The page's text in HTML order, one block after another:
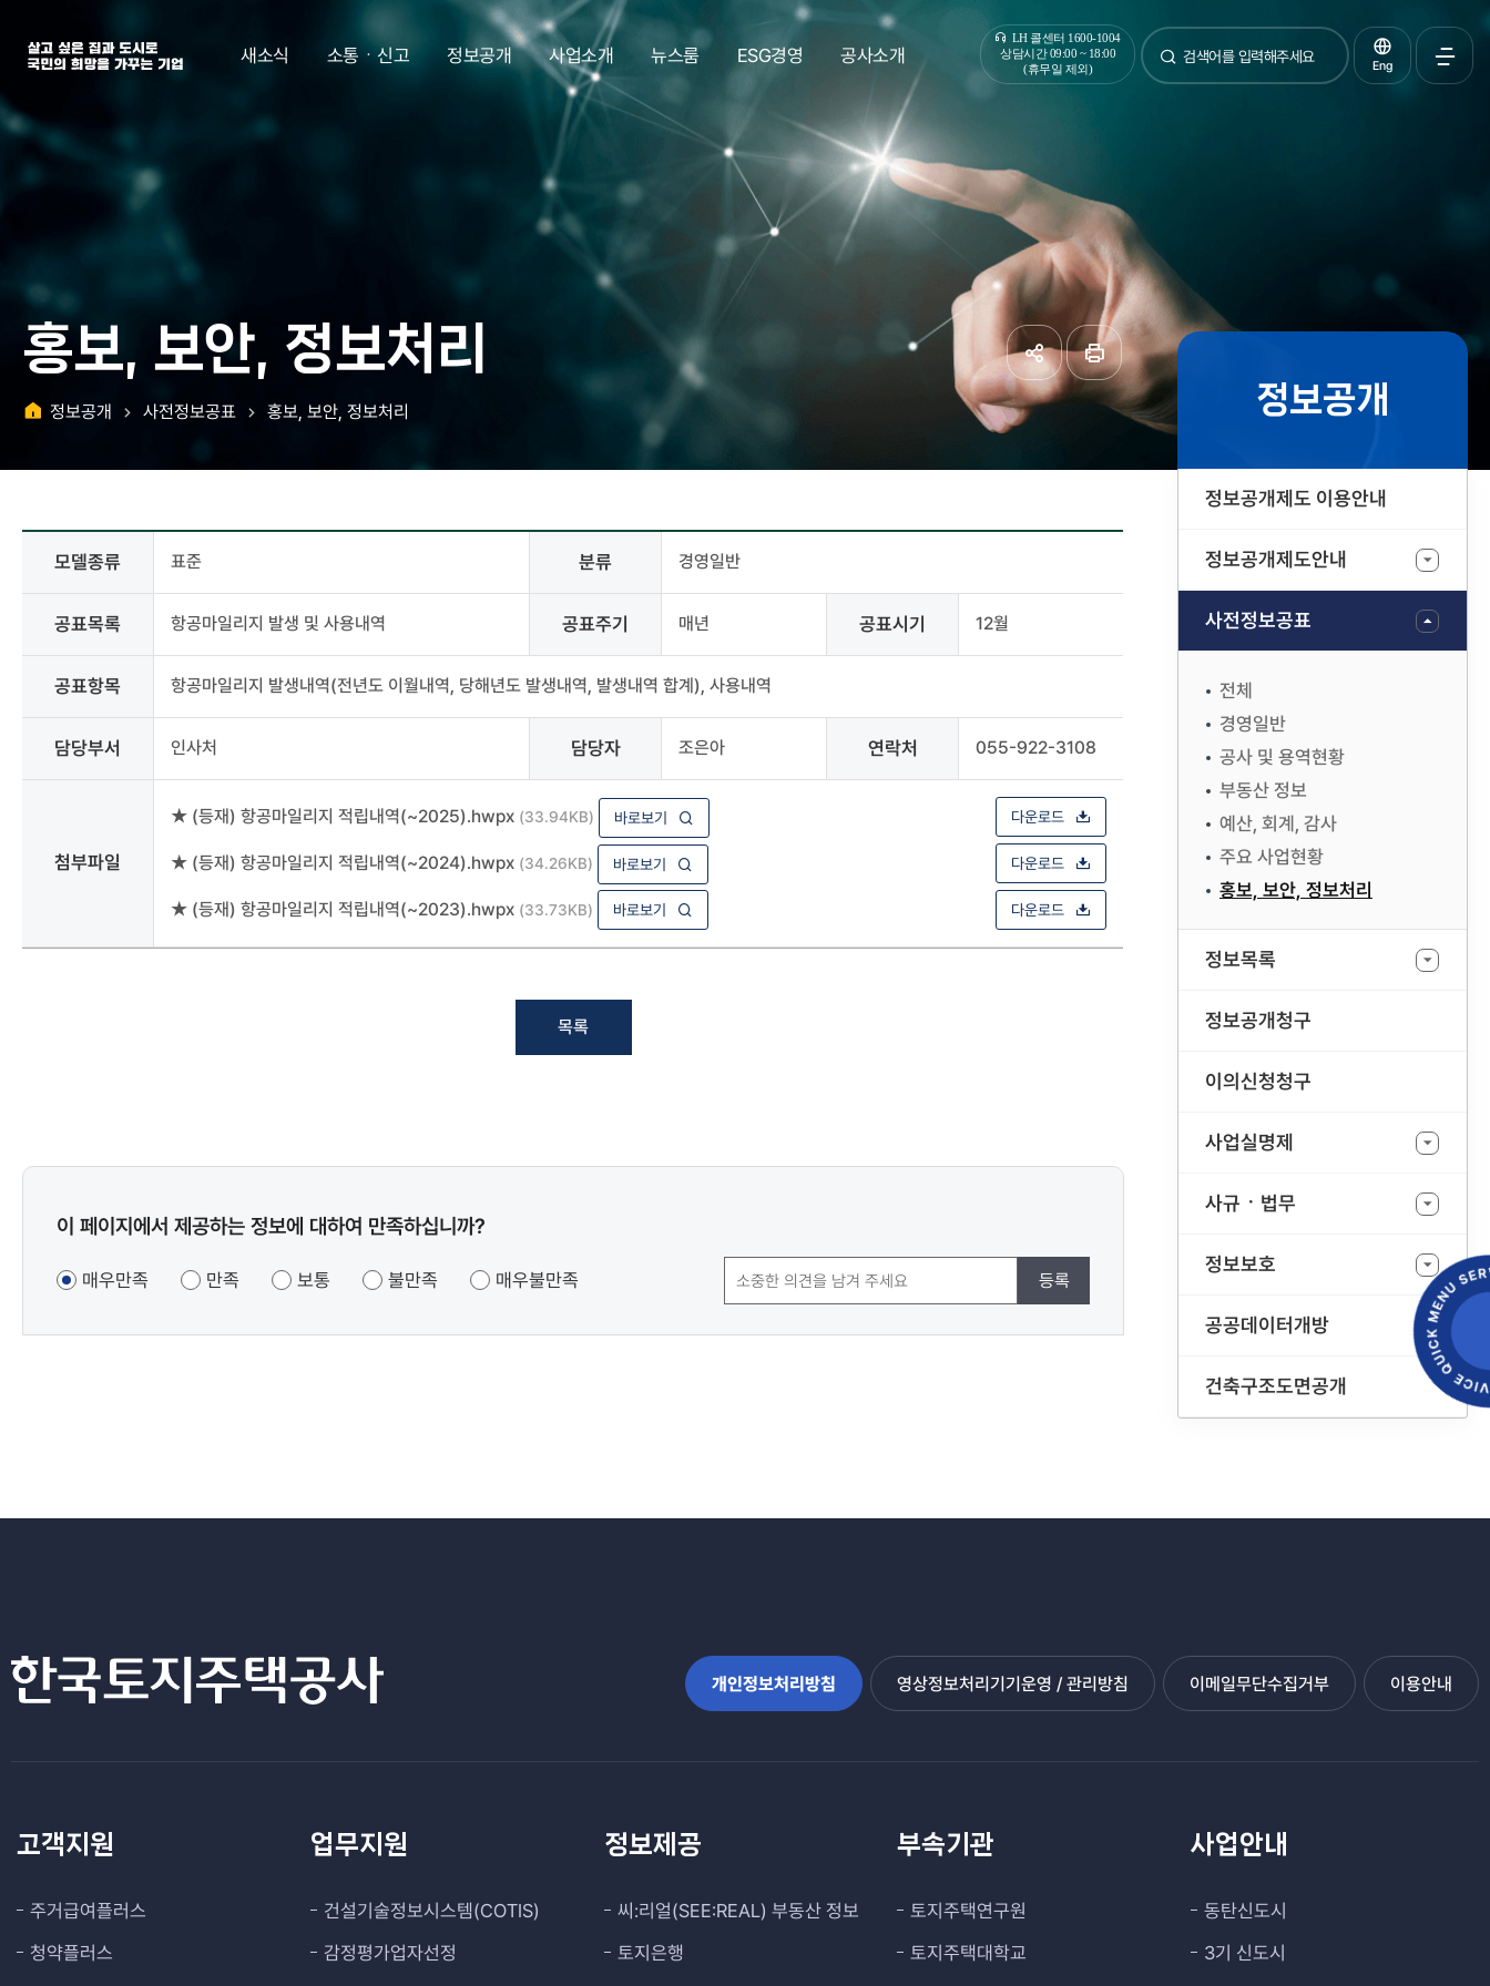
살고 싶은 집과 도시로 국민의 희망을 가꾸는 기업 | 한국토지주택공사
LH 콜센터 1600-1004
상담시간 09:00 ~ 18:00
(휴무일 제외)
통합검색
검색 Eng
새소식 소통ㆍ신고 정보공개 사업소개 뉴스룸 ESG경영 공사소개
홍보, 보안, 정보처리
정보공개
정보공개제도 이용안내
정보공개제도안내
사전정보공표
전체
경영일반
공사 및 용역현황
부동산 정보
예산, 회계, 감사
주요 사업현황
홍보, 보안, 정보처리
정보목록
정보공개청구
이의신청청구
사업실명제
사규ㆍ법무
정보보호
공공데이터개방
건축구조도면공개
정보공개 사전정보공표 홍보, 보안, 정보처리 공유하기페이지
-
모델종류,
공표주기,
공표시기,
공표항목,
담당부서,
담당자,
모델종류 표준 분류 경영일반
공표목록 항공마일리지 발생 및 사용내역 공표주기 매년 공표시기 12월
공표항목 항공마일리지 발생내역(전년도 이월내역, 당해년도 발생내역, 발생내역 합계), 사용내역
담당부서 인사처 담당자 조은아 연락처 055-922-3108
첨부파일
★ (등재) 항공마일리지 적립내역(~2025).hwpx (33.94KB) 바로보기 다운로드
★ (등재) 항공마일리지 적립내역(~2024).hwpx (34.26KB) 바로보기 다운로드
★ (등재) 항공마일리지 적립내역(~2023).hwpx (33.73KB) 바로보기 다운로드
목록
콘텐츠
조사
이 페이지에서 제공하는 정보에 대하여 만족하십니까?
매우만족 만족 보통 불만족 매우불만족 등록
개인정보처리방침 영상정보처리기기운영 / 관리방침 이메일무단수집거부 이용안내
고객지원
주거급여플러스
청약플러스
업무지원
건설기술정보시스템(COTIS)
감정평가업자선정
정보제공
씨:리얼(SEE:REAL) 부동산 정보
토지은행
부속기관
토지주택연구원
토지주택대학교
사업안내
동탄신도시
3기 신도시